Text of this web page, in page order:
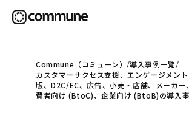
Communeについて
Commune（コミューン）
導入事例一覧
カスタマーサクセス支援、エンゲージメン
版、D2C/EC、広告、小売・店舗、メーカー
費者向け (BtoC)、企業向け (BtoB)の導入